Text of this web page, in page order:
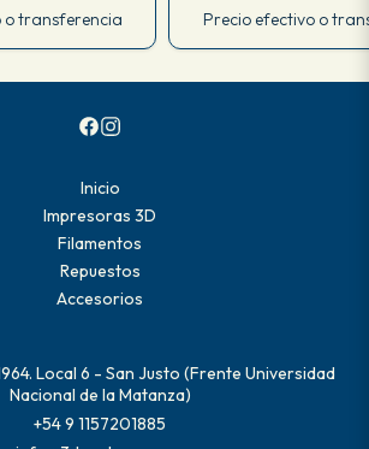
o transferencia Precio efectivo o
Inicio
Impresoras 3D
Filamentos
Repuestos
Accesorios
Local 6 - San Justo (Frente Universidad
Nacional de la Matanza)
+54 9 1157201885